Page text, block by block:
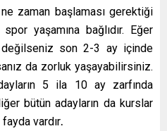
zaman başlaması gerektiği
yaşamına bağlıdır. Eğer
son 2-3 ay içinde
da zorluk yaşayabilirsiniz.
5 ila 10 ay zarfında
bütün adayların da kurslar
fayda vardır.